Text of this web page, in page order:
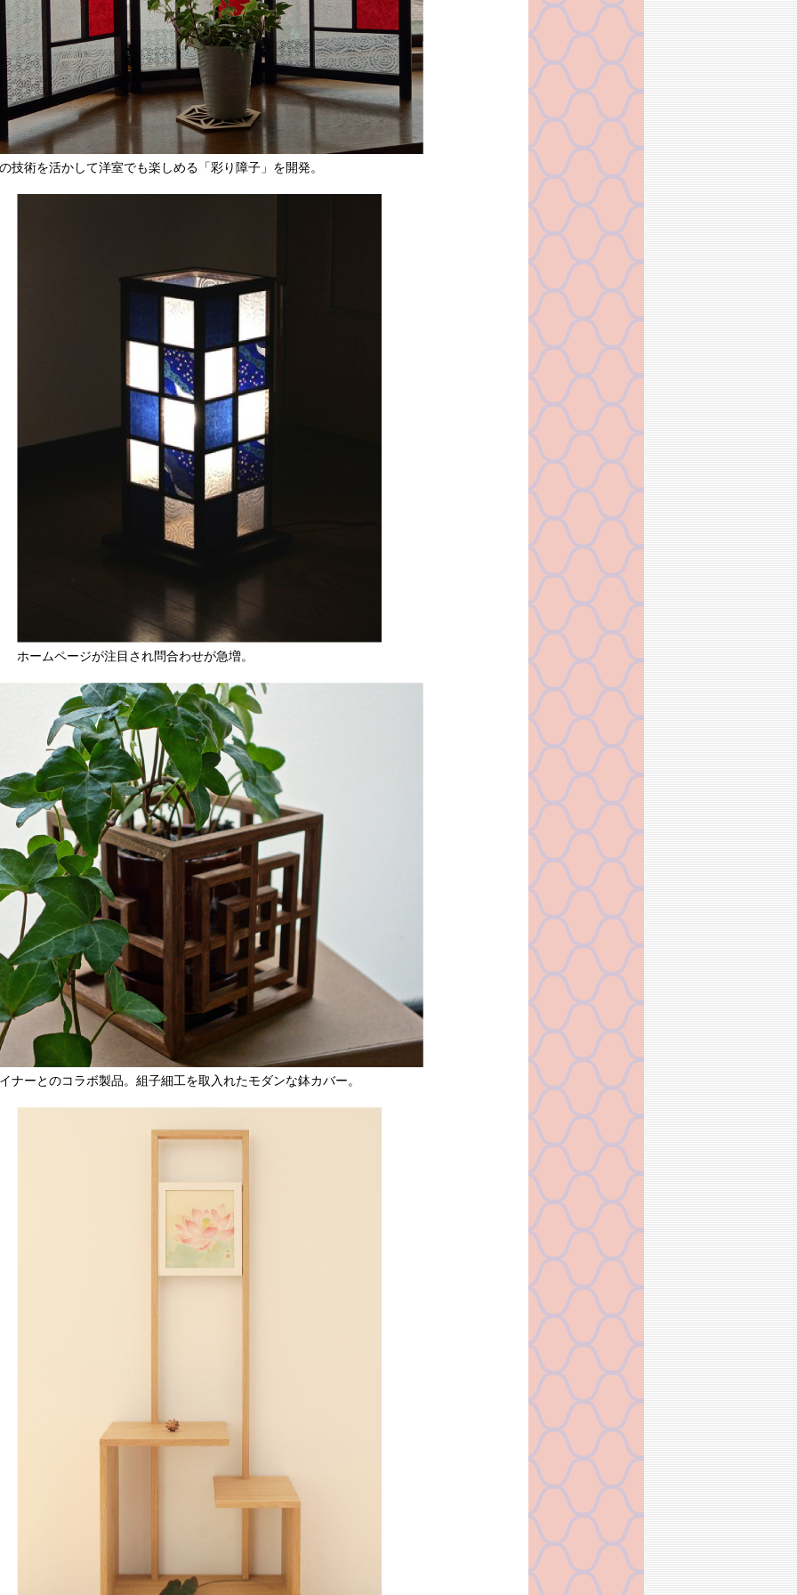
技術を活かして洋室でも楽しめる「彩り障子」を開発。
ホームページが注目され問合わせが急増。
ナーとのコラボ製品。組子細工を取入れたモダンな鉢カバー。